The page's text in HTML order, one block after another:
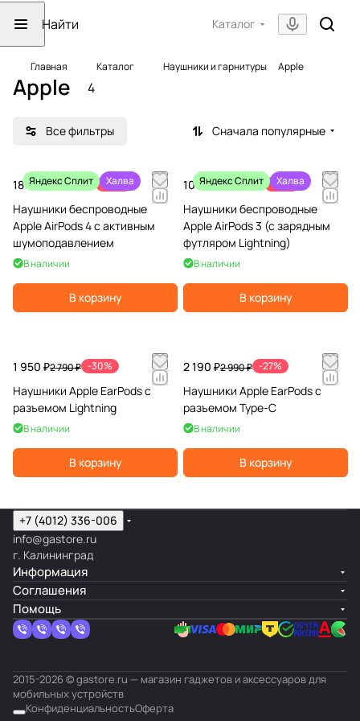
Каталог
Главная Каталог Наушники и гарнитуры Apple
Apple 4
Все фильтры Сначала популярные
Яндекс Сплит Халва
18 990 ₽20 990 ₽ -10%
Наушники беспроводные
Apple AirPods 4 с активным
шумоподавлением
В наличии
В корзину
Яндекс Сплит Халва
10 990 ₽15 990 ₽ -31%
Наушники беспроводные
Apple AirPods 3 (с зарядным
футляром Lightning)
В наличии
В корзину
1 950 ₽2 790 ₽ -30%
Наушники Apple EarPods с
разъемом Lightning
В наличии
В корзину
2 190 ₽2 990 ₽ -27%
Наушники Apple EarPods с
разъемом Type-C
В наличии
В корзину
+7 (4012) 336-006
info@gastore.ru
г. Калининград
Информация
Соглашения
Помощь
2015-2026 © gastore.ru — магазин гаджетов и аксессуаров для
мобильных устройств
КонфиденциальностьОферта